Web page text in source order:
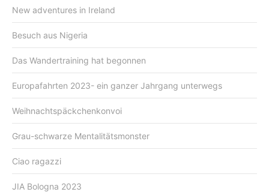
New adventures in Ireland
Besuch aus Nigeria
Das Wandertraining hat begonnen
Europafahrten 2023- ein ganzer Jahrgang unterwegs
Weihnachtspäckchenkonvoi
Grau-schwarze Mentalitätsmonster
Ciao ragazzi
JIA Bologna 2023